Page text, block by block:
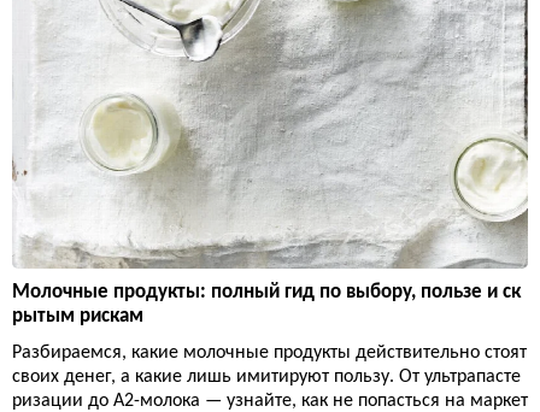
Молочные продукты: полный гид по выбору, пользе и ск
рытым рискам
Разбираемся, какие молочные продукты действительно стоят
своих денег, а какие лишь имитируют пользу. От ультрапасте
ризации до А2-молока — узнайте, как не попасться на маркет